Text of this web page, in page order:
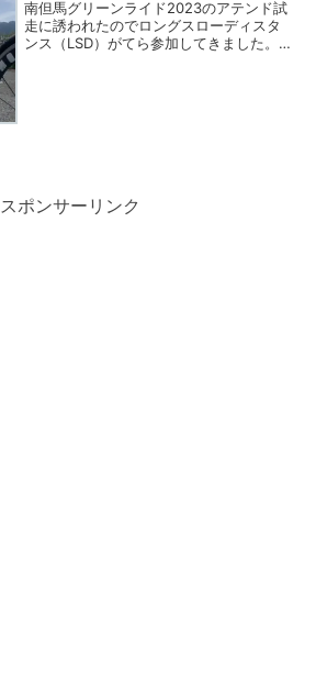
南但馬グリーンライド2023のアテンド試
走に誘われたのでロングスローディスタ
ンス（LSD）がてら参加してきました。
スポンサーリンク